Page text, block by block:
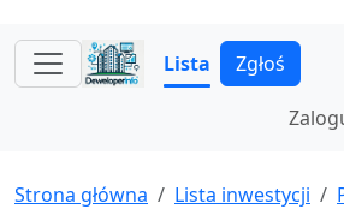
Lista Zgłoś
Strona główna Lista inwestycji